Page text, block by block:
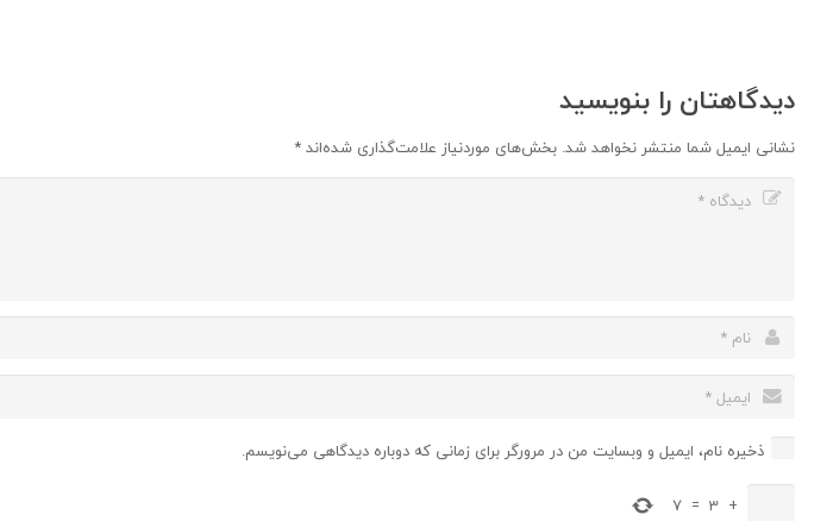
دیدگاهتان را بنویسید
نشانی ایمیل شما منتشر نخواهد شد. بخش‌های موردنیاز علامت‌گذاری شده‌اند*
ذخیره نام، ایمیل و وبسایت من در مرورگر برای زمانی که دوباره دیدگاهی می‌نویسم.
+
3
=
7